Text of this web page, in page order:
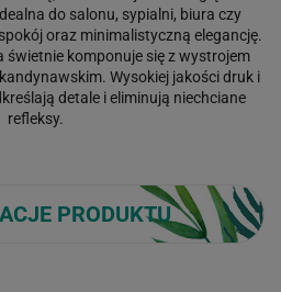
do salonu, sypialni, biura czy
oraz minimalistyczną elegancję.
komponuje się z wystrojem
Wysokiej jakości druk i
detale i eliminują niechciane
refleksy.
PRODUKTU